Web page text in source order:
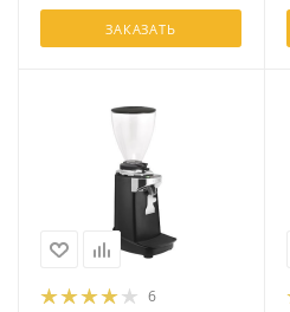
ЗАКАЗАТЬ
6